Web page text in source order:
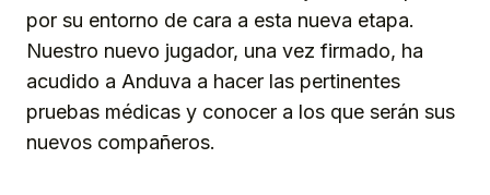
por su entorno de cara a esta nueva etapa.
Nuestro nuevo jugador, una vez firmado, ha
acudido a Anduva a hacer las pertinentes
pruebas médicas y conocer a los que serán sus
nuevos compañeros.